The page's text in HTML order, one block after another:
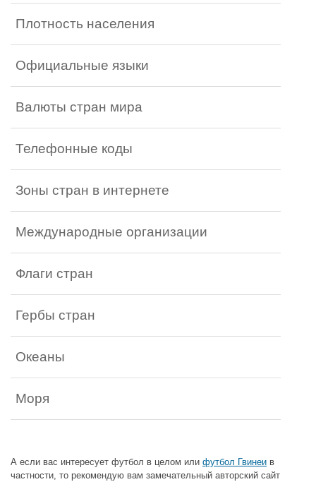
Плотность населения
Официальные языки
Валюты стран мира
Телефонные коды
Зоны стран в интернете
Международные организации
Флаги стран
Гербы стран
Океаны
Моря
А если вас интересует футбол в целом или футбол Гвинеи в
частности, то рекомендую вам замечательный авторский сайт